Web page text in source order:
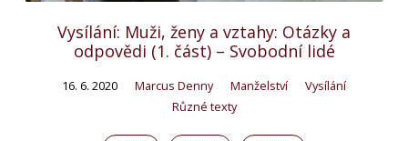
Vysílání: Muži, ženy a vztahy: Otázky a
odpovědi (1. část) – Svobodní lidé
16. 6. 2020 Marcus Denny Manželství
Vysílání
Různé texty